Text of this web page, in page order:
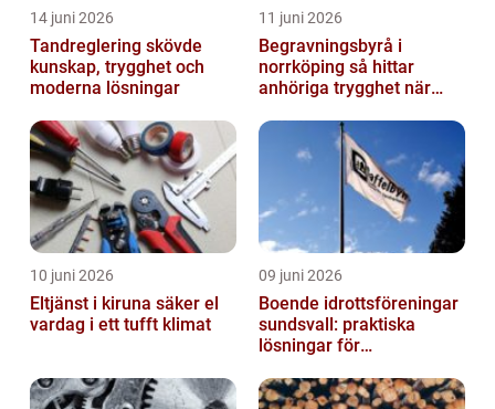
14 juni 2026
Tandreglering skövde
kunskap, trygghet och
moderna lösningar
11 juni 2026
Begravningsbyrå i
norrköping så hittar
anhöriga trygghet när
10 juni 2026
Eltjänst i kiruna säker el
vardag i ett tufft klimat
09 juni 2026
Boende idrottsföreningar
sundsvall: praktiska
lösningar för
cuphelger